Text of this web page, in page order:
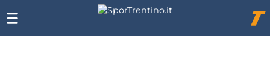
Chi
siamo
Affiliazione